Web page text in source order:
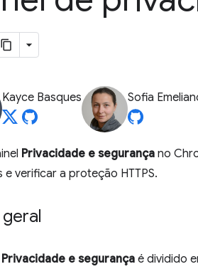
Kayce Basques Sofia
Privacidade e segurança no
e verificar a proteção HTTPS.
Privacidade e segurança é dividido